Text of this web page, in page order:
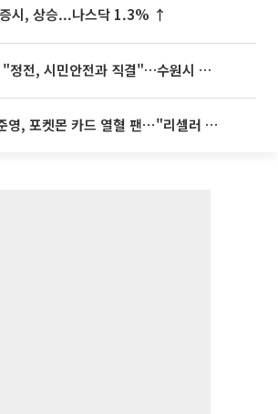
시, 상승...나스닥 1.3% ↑
이재준 시장 "정전, 시민안전과 직결"…수원시 비상대응체계 가동
'차쥐뿔' 이준영, 포켓몬 카드 열혈 팬⋯"리셀러 처단할 것"